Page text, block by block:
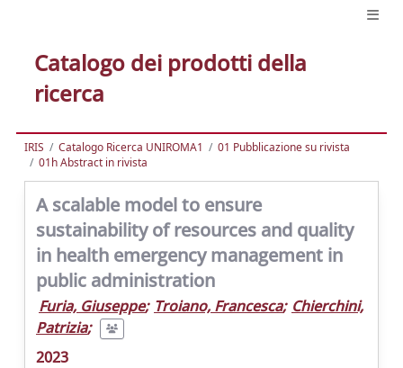
Catalogo dei prodotti della
ricerca
IRIS Catalogo Ricerca UNIROMA1
01 Pubblicazione su rivista
01h Abstract in rivista
A scalable model to ensure
sustainability of resources and quality
in health emergency management in
public administration
Furia, Giuseppe; Troiano, Francesca; Chierchini,
Patrizia;
2023